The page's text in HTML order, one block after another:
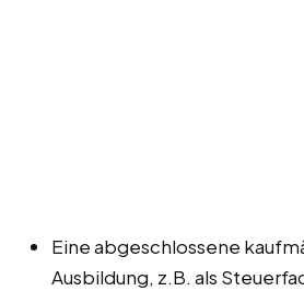
Eine abgeschlossene
Ausbildung, z.B. als